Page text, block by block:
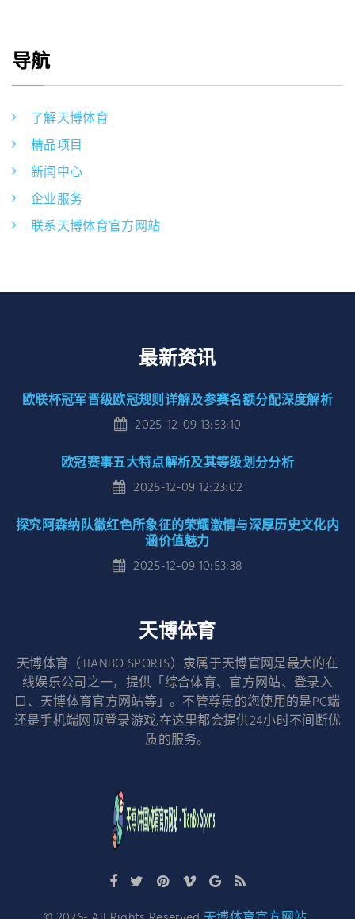
导航
了解天博体育
精品项目
新闻中心
企业服务
联系天博体育官方网站
最新资讯
欧联杯冠军晋级欧冠规则详解及参赛名额分配深度解析
2025-12-09 13:53:10
欧冠赛事五大特点解析及其等级划分分析
2025-12-09 12:23:02
探究阿森纳队徽红色所象征的荣耀激情与深厚历史文化内
涵价值魅力
2025-12-09 10:53:38
天博体育
天博体育（TIANBO SPORTS）隶属于天博官网是最大的在
线娱乐公司之一，提供「综合体育、官方网站、登录入
口、天博体育官方网站等」。不管尊贵的您使用的是PC端
还是手机端网页登录游戏,在这里都会提供24小时不间断优
质的服务。